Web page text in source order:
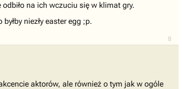
8
na ich wczuciu się w klimat gry.
niezły easter egg ;p.
aktorów, ale również o tym jak w ogóle